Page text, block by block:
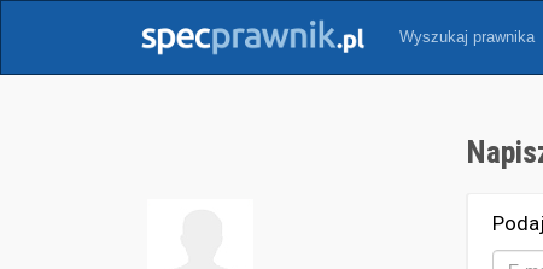
Wyszukaj prawnika